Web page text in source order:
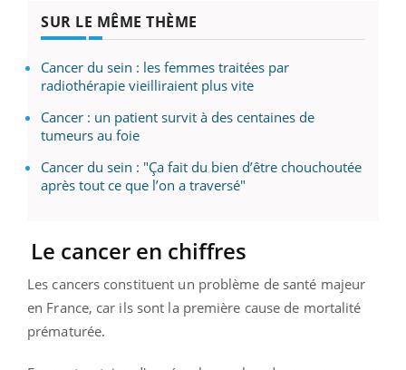
SUR LE MÊME THÈME
Cancer du sein : les femmes traitées par
radiothérapie vieilliraient plus vite
Cancer : un patient survit à des centaines de
tumeurs au foie
Cancer du sein : "Ça fait du bien d’être chouchoutée
après tout ce que l’on a traversé"
Le cancer en chiffres
Les cancers constituent un problème de santé majeur
en France, car ils sont la première cause de mortalité
prématurée.